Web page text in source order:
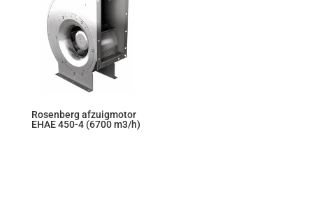
Rosenberg afzuigmotor
EHAE 450-4 (6700 m3/h)